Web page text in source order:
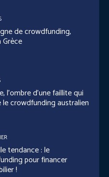
de crowdfunding,
Grèce
l’ombre d’une faillite qui
le crowdfunding australien
tendance : le
pour financer
!